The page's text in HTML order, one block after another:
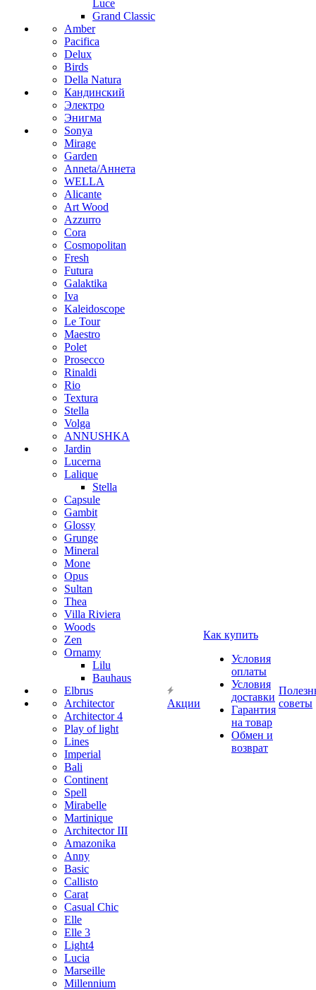
Luce
Grand Classic
Amber
Pacifica
Delux
Birds
Della Natura
Кандинский
Электро
Энигма
Sonya
Mirage
Garden
Anneta/Аннета
WELLA
Alicante
Art Wood
Azzurro
Cora
Cosmopolitan
Fresh
Futura
Galaktika
Iva
Kaleidoscope
Le Tour
Maestro
Polet
Prosecco
Rinaldi
Rio
Textura
Stella
Volga
ANNUSHKA
Jardin
Lucerna
Lalique
Stella
Capsule
Gambit
Glossy
Grunge
Mineral
Mone
Opus
Sultan
Thea
Villa Riviera
Woods
Zen
Ornamy
Lilu
Bauhaus
Elbrus
Architector
Architector 4
Play of light
Lines
Imperial
Bali
Continent
Spell
Mirabelle
Martinique
Architector III
Amazonika
Anny
Basic
Callisto
Carat
Casual Chic
Elle
Elle 3
Light4
Lucia
Marseille
Millennium
Акции
Как купить
Условия
оплаты
Условия
доставки
Гарантия
на товар
Обмен и
возврат
советы